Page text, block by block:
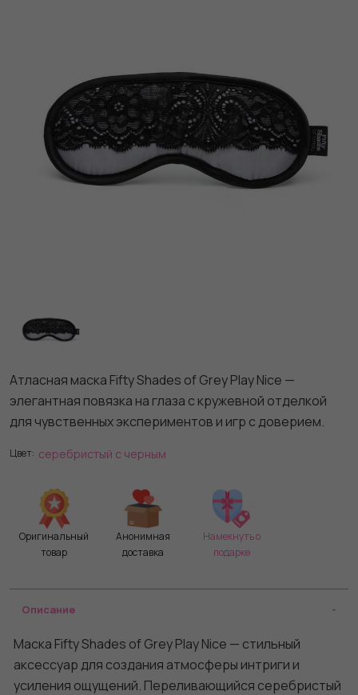
Атласная маска Fifty Shades of Grey Play Nice —
элегантная повязка на глаза с кружевной отделкой
для чувственных экспериментов и игр с доверием.
Цвет: серебристый с черным
Оригинальный
товар
Анонимная
доставка
Намекнуть о
подарке
Описание
Маска Fifty Shades of Grey Play Nice — стильный
аксессуар для создания атмосферы интриги и
усиления ощущений. Переливающийся серебристый